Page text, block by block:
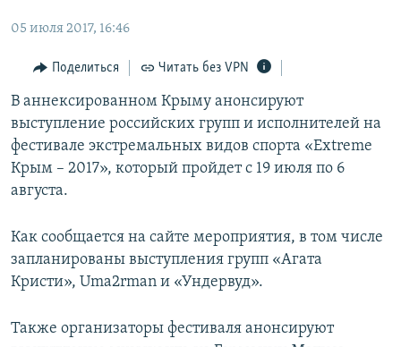
главной
Вернутся
поиску
11 ЛЕТ ОККУПАЦИИ КРЫМА. 11 ИСТОРИЙ СОПРОТИВЛЕНИЯ
ЕЩЕ
ИНТЕРАКТИВ
ИНФОГРАФИКА
ТЕЛЕПРОЕКТ КРЫМ.РЕАЛИИ
СОВЕТЫ ПРАВОЗАЩИТНИКОВ
ПРОПАВШИЕ БЕЗ ВЕСТИ
ПОБЕДИТЕЛЕЙ НЕ СУДЯТ?
КРЫМ.НЕПОКОРЕННЫЙ
УКРАИНСКАЯ ПРОБЛЕМА КРЫМА
РАДІО СВОБОДА
КАК ОБОЙТИ БЛОКИРОВКУ
Українською
Qırımtatar
ПРИСОЕДИНЯЙТЕСЬ!
05 июля 2017, 16:46
Поделиться Читать без VPN
В аннексированном Крыму анонсируют
выступление российских групп и исполнителей на
фестивале экстремальных видов спорта «Extreme
Крым – 2017», который пройдет с 19 июля по 6
августа.
Как сообщается на сайте мероприятия, в том числе
запланированы выступления групп «Агата
Кристи», Uma2rman и «Ундервуд».
Также организаторы фестиваля анонсируют